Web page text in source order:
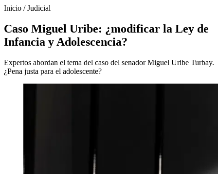
Inicio /Judicial
Caso Miguel Uribe: ¿modificar la Ley de
Infancia y Adolescencia?
Expertos abordan el tema del caso del senador Miguel Uribe Turbay.
¿Pena justa para el adolescente?